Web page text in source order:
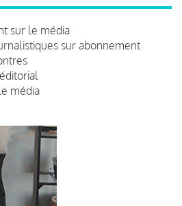
sur le média
sur abonnement
média